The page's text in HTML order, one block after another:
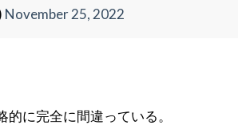
November 25, 2022
に完全に間違っている。